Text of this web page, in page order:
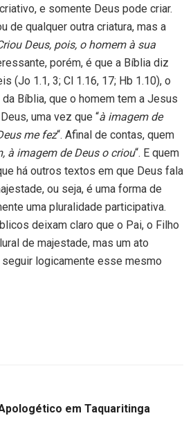
e somente Deus pode criar.
de qualquer outra criatura, mas a
Deus, pois, o homem à sua
porém, é que a Bíblia diz
(Jo 1.1, 3; Cl 1.16, 17; Hb 1.10), o
Bíblia, que o homem tem a Jesus
uma vez que “à imagem de
me fez“. Afinal de contas, quem
à imagem de Deus o criou“. E quem
há outros textos em que Deus fala
ou seja, é uma forma de
uma pluralidade participativa.
deixam claro que o Pai, o Filho
de majestade, mas um ato
logicamente esse mesmo
em Taquaritinga